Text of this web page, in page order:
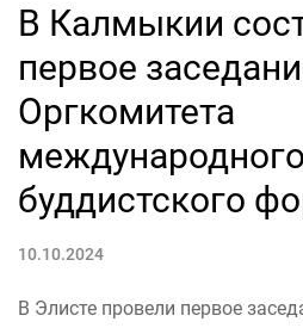
В Калмыкии
первое
Оргкомитета
международного
буддистского
10.10.2024
В Элисте провели первое